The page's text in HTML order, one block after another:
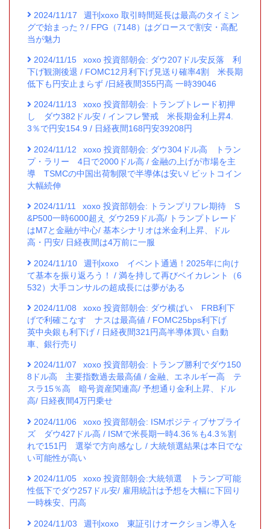
2024/11/17
週刊xoxo 取引時間延長は最高のタイミン
グで始まった？/ FPG（7148）はグロースで割安・高配
当が魅力
2024/11/15
xoxo 投資部朝会: ダウ207ドル安反落 利
下げ観測後退 / FOMC12月利下げ見送り確率4割 米長期
低下も円安止まらず /日経夜間355円高 一時39046
2024/11/13
xoxo 投資部朝会: トランプトレード初押
し ダウ382ドル安 / インフレ警戒 米長期金利上昇4.
3％で円安154.9 / 日経夜間168円安39208円
2024/11/12
xoxo 投資部朝会: ダウ304ドル高 トラン
プ・ラリー 4日で2000ドル高 / 金融の上げが市場を主
導 TSMCの中国出荷制限で半導体は安い/ ビットコイン
大幅続伸
2024/11/11
xoxo 投資部朝会: トランプリフレ期待 S
&P500一時6000超え ダウ259ドル高/ トランプトレード
はM7と金融が中心/ 基本シナリオは米金利上昇、ドル
高・円安/ 日経夜間は4万前に一服
2024/11/10
週刊xoxo イベント通過！2025年に向け
て基本を振り返ろう！ / 満を持して再びベイカレント（6
532）大手コンサルの超成長には夢がある
2024/11/08
xoxo 投資部朝会: ダウ横ばい FRB利下
げで利確こなす ナスは最高値 / FOMC25bps利下げ
英中央銀も利下げ / 日経夜間321円高半導体買い 自動
車、銀行売り
2024/11/07
xoxo 投資部朝会: トランプ勝利でダウ150
8ドル高 主要指数過去最高値 / 金融、エネルギー高 テ
スラ15％高 暗号資産関連高/ 予想通り金利上昇、ドル
高/ 日経夜間4万円乗せ
2024/11/06
xoxo 投資部朝会: ISMポジティブサプライ
ズ ダウ427ドル高 / ISMで米長期一時4.36％も4.3％割
れで151円 選挙で方向感なし / 大統領選結果は本日でな
い可能性が高い
2024/11/05
xoxo 投資部朝会:大統領選 トランプ可能
性低下でダウ257ドル安/ 雇用統計は予想を大幅に下回り
一時株安、円高
2024/11/03
週刊xoxo 東証引けオークション導入を